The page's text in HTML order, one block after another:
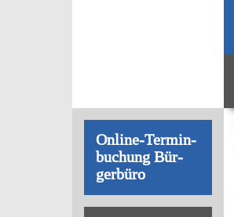
On­line-Ter­min­
bu­chung Bür­
ger­bü­ro